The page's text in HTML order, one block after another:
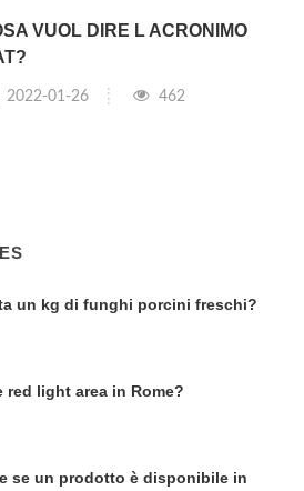
VUOL DIRE L ACRONIMO
2022-01-26 462
un kg di funghi porcini freschi?
red light area in Rome?
se un prodotto è disponibile in